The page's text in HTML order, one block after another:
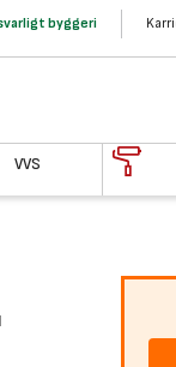
byggeri
VVS